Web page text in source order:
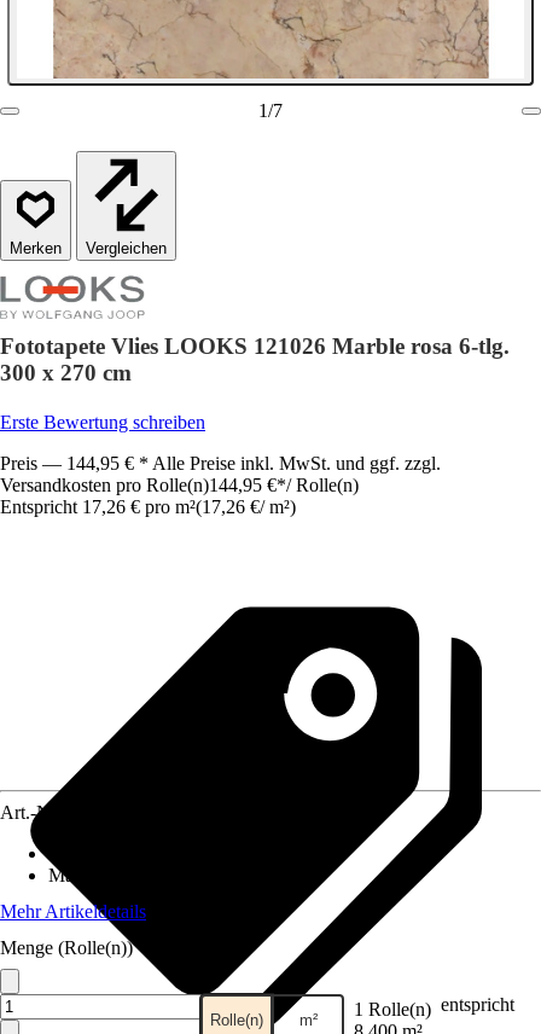
1/7
Vergleichen
Fototapete Vlies LOOKS 121026 Marble rosa 6-tlg.
300 x 270 cm
Erste Bewertung schreiben
Preis — 144,95 € * Alle Preise inkl. MwSt. und ggf. zzgl.
Versandkosten pro Rolle(n)144,95 €*/ Rolle(n)
Entspricht 17,26 € pro m²(17,26 €/ m²)
Art.-Nr.
Maße (BxH)
Mehr Artikeldetails
Menge (Rolle(n))
Rolle(n) m² 1 Rolle(n) entspricht